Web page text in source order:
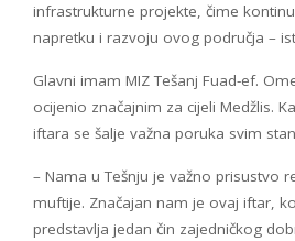
infrastrukturne projekte, čime
napretku i razvoju ovog područja –
Glavni imam MIZ Tešanj Fuad-ef.
ocijenio značajnim za cijeli Medžlis.
iftara se šalje važna poruka svim
– Nama u Tešnju je važno prisustvo
muftije. Značajan nam je ovaj iftar,
predstavlja jedan čin zajedničkog